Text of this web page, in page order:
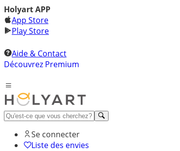
Holyart APP
App Store
Play Store
Aide & Contact
Découvrez Premium
Se connecter
Liste des envies